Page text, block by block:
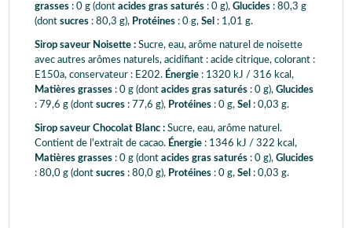
grasses : 0 g (dont acides gras saturés : 0 g), Glucides : 80,3 g
(dont sucres : 80,3 g), Protéines : 0 g, Sel : 1,01 g.
Sirop saveur Noisette : Sucre, eau, arôme naturel de noisette
avec autres arômes naturels, acidifiant : acide citrique, colorant :
E150a, conservateur : E202. Énergie : 1320 kJ / 316 kcal,
Matières grasses : 0 g (dont acides gras saturés : 0 g), Glucides
: 79,6 g (dont sucres : 77,6 g), Protéines : 0 g, Sel : 0,03 g.
Sirop saveur Chocolat Blanc : Sucre, eau, arôme naturel.
Contient de l'extrait de cacao. Énergie : 1346 kJ / 322 kcal,
Matières grasses : 0 g (dont acides gras saturés : 0 g), Glucides
: 80,0 g (dont sucres : 80,0 g), Protéines : 0 g, Sel : 0,03 g.